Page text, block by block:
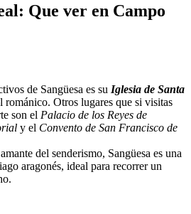
Que ver en Campo
de Sangüesa es su Iglesia de Santa
románico. Otros lugares que si visitas
son el Palacio de los Reyes de
y el Convento de San Francisco de
del senderismo, Sangüesa es una
aragonés, ideal para recorrer un